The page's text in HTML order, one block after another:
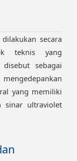
secara
teknis yang
sebagai
yang memiliki
sinar ultraviolet